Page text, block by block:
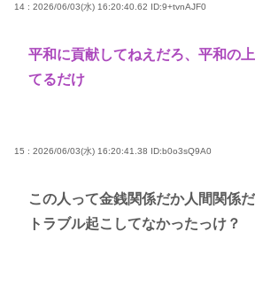
14 : 2026/06/03(水) 16:20:40.62 ID:9+tvnAJF0
平和に貢献してねえだろ、平和の
てるだけ
15 : 2026/06/03(水) 16:20:41.38 ID:b0o3sQ9A0
この人って金銭関係だか人間関係
トラブル起こしてなかったっけ？